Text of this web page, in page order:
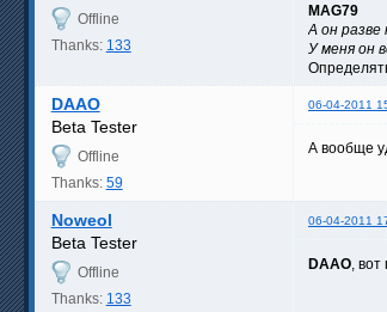
Offline
Thanks: 133
MAG79
А он
У меня он
DAAO 06-04-2011
Beta Tester
Offline
Thanks: 59
А вообще
Noweol 06-04-2011
Beta Tester
Offline
Thanks: 133
DAAO,